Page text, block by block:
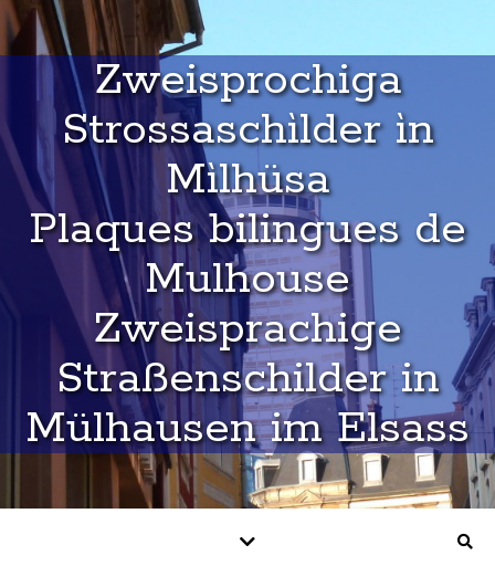
Zweisprochiga
Strossaschìlder ìn
Mìlhüsa
Plaques bilingues de
Mulhouse
Zweisprachige
Straßenschilder in
Mülhausen im Elsass